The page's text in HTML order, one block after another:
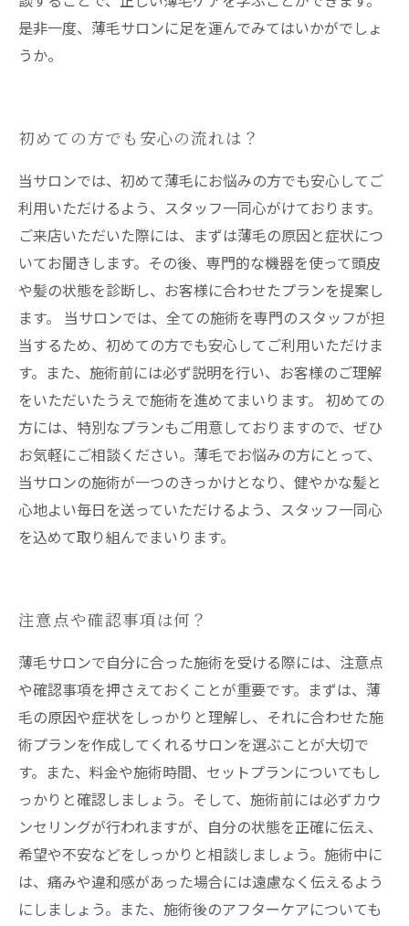
是非一度、薄毛サロンに足を運んでみてはいかがでしょ
うか。
初めての方でも安心の流れは？
当サロンでは、初めて薄毛にお悩みの方でも安心してご
利用いただけるよう、スタッフ一同心がけております。
ご来店いただいた際には、まずは薄毛の原因と症状につ
いてお聞きします。その後、専門的な機器を使って頭皮
や髪の状態を診断し、お客様に合わせたプランを提案し
ます。 当サロンでは、全ての施術を専門のスタッフが担
当するため、初めての方でも安心してご利用いただけま
す。また、施術前には必ず説明を行い、お客様のご理解
をいただいたうえで施術を進めてまいります。 初めての
方には、特別なプランもご用意しておりますので、ぜひ
お気軽にご相談ください。薄毛でお悩みの方にとって、
当サロンの施術が一つのきっかけとなり、健やかな髪と
心地よい毎日を送っていただけるよう、スタッフ一同心
を込めて取り組んでまいります。
注意点や確認事項は何？
薄毛サロンで自分に合った施術を受ける際には、注意点
や確認事項を押さえておくことが重要です。まずは、薄
毛の原因や症状をしっかりと理解し、それに合わせた施
術プランを作成してくれるサロンを選ぶことが大切で
す。また、料金や施術時間、セットプランについてもし
っかりと確認しましょう。そして、施術前には必ずカウ
ンセリングが行われますが、自分の状態を正確に伝え、
希望や不安などをしっかりと相談しましょう。施術中に
は、痛みや違和感があった場合には遠慮なく伝えるよう
にしましょう。また、施術後のアフターケアについても